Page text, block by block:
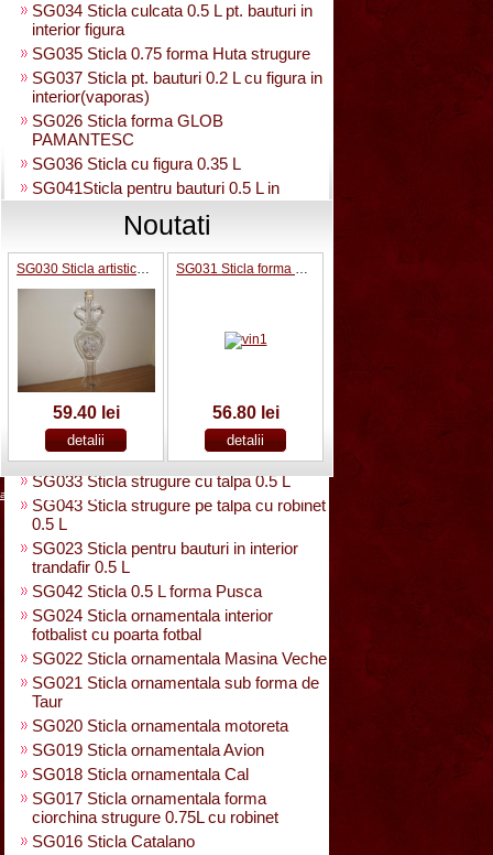
SG034 Sticla culcata 0.5 L pt. bauturi in
interior figura
SG035 Sticla 0.75 forma Huta strugure
SG037 Sticla pt. bauturi 0.2 L cu figura in
interior(vaporas)
SG026 Sticla forma GLOB
PAMANTESC
SG036 Sticla cu figura 0.35 L
SG041Sticla pentru bauturi 0.5 L in
interior strugure
SG040 Sticla artistica in interior strugure
umpluta 0.35 L
SG030 Sticla artistica Amfora
SG039 Sticla artistica in interior para
SG025 Sticla carte vizita 0.35 L
SG032 Sticla pentru bauturi0.35 L
rasucita
SG029 Sticla rasucita cu numar
SG038 Sticla pentru bauturi cu 2 pahare
SG031 Sticla forma para 0.5 L cu talpa
SG033 Sticla strugure cu talpa 0.5 L
SG043 Sticla strugure pe talpa cu robinet
0.5 L
SG023 Sticla pentru bauturi in interior
trandafir 0.5 L
SG042 Sticla 0.5 L forma Pusca
SG024 Sticla ornamentala interior
fotbalist cu poarta fotbal
SG022 Sticla ornamentala Masina Veche
SG021 Sticla ornamentala sub forma de
Taur
SG020 Sticla ornamentala motoreta
SG019 Sticla ornamentala Avion
SG018 Sticla ornamentala Cal
SG017 Sticla ornamentala forma
ciorchina strugure 0.75L cu robinet
SG016 Sticla Catalano
Noutati
SG030 Sticla artistica Amfora
59.40 lei
SG031 Sticla forma para 0.5 L cu talpa
56.80 lei
acasa contact cum cumpar